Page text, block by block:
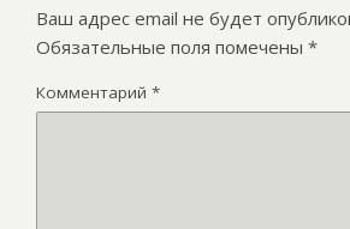
Ваш адрес email не будет
Обязательные поля помечены *
Комментарий *